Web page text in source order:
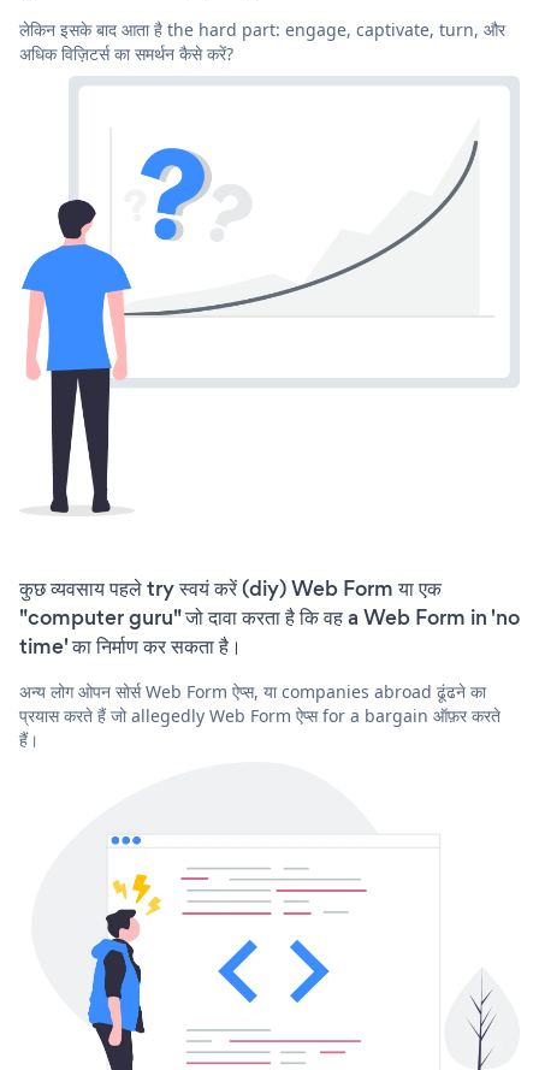
लेकिन इसके बाद आता है the hard part: engage, captivate, turn, और
अधिक विज़िटर्स का समर्थन कैसे करें?
कुछ व्यवसाय पहले try स्वयं करें (diy) Web Form या एक
"computer guru" जो दावा करता है कि वह a Web Form in 'no
time' का निर्माण कर सकता है।
अन्य लोग ओपन सोर्स Web Form ऐप्स, या companies abroad ढूंढने का
प्रयास करते हैं जो allegedly Web Form ऐप्स for a bargain ऑफ़र करते
हैं।